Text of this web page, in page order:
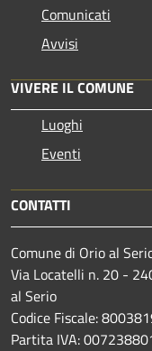
Comunicati
Avvisi
VIVERE IL COMUNE
Luoghi
Eventi
CONTATTI
Comune di Orio al
Via Locatelli n. 20 -
al Serio
Codice Fiscale:
Partita IVA: